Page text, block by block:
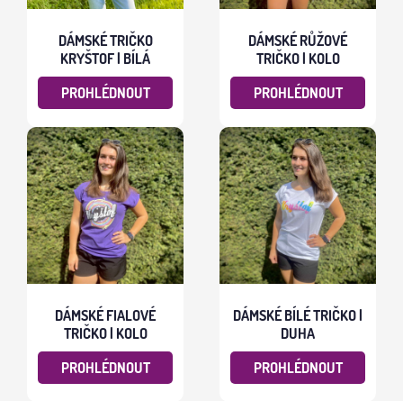
DÁMSKÉ TRIČKO
KRYŠTOF | BÍLÁ
PROHLÉDNOUT
DÁMSKÉ RŮŽOVÉ
TRIČKO | KOLO
PROHLÉDNOUT
DÁMSKÉ FIALOVÉ
TRIČKO | KOLO
PROHLÉDNOUT
DÁMSKÉ BÍLÉ TRIČKO |
DUHA
PROHLÉDNOUT